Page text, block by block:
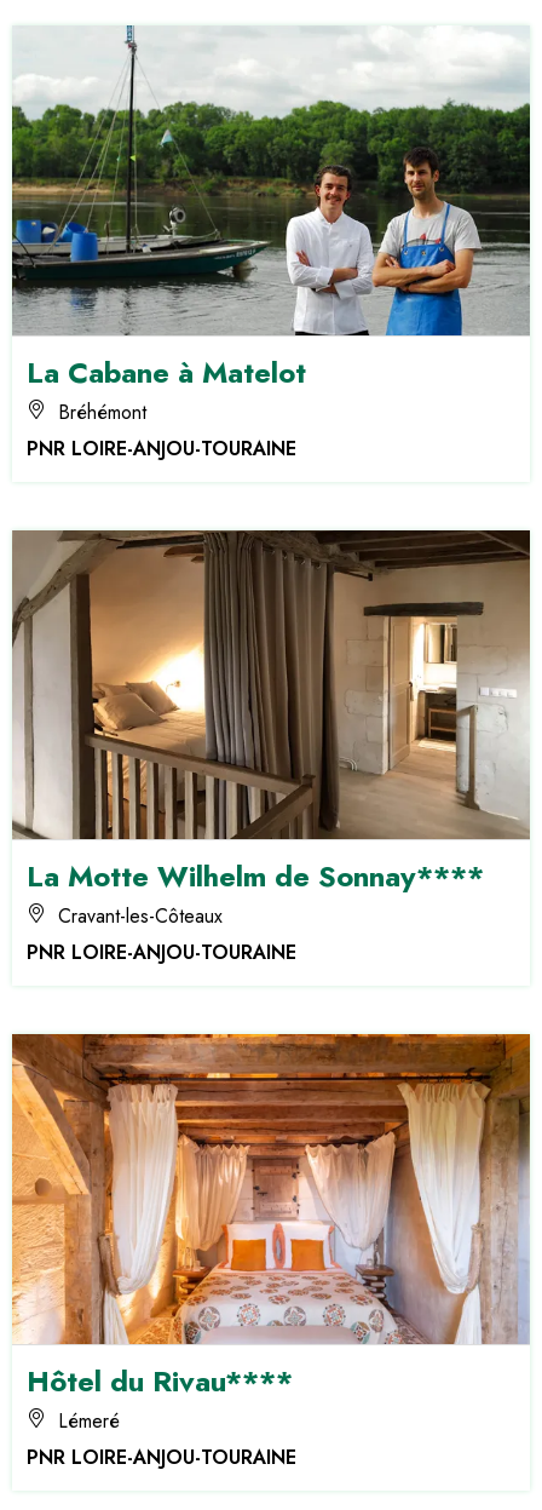
La Cabane à Matelot
Bréhémont
PNR LOIRE-ANJOU-TOURAINE
La Motte Wilhelm de Sonnay****
Cravant-les-Côteaux
PNR LOIRE-ANJOU-TOURAINE
Hôtel du Rivau****
Lémeré
PNR LOIRE-ANJOU-TOURAINE